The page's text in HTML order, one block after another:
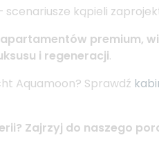
scenariusze kąpieli
premium,
i regeneracji.
Aquamoon? Sprawdź
Zajrzyj do naszego